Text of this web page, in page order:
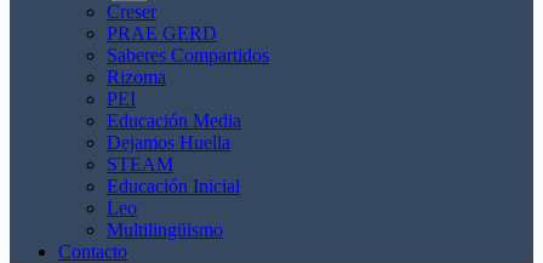
Creser
PRAE GERD
Saberes Compartidos
Rizoma
PEI
Educación Media
Dejamos Huella
STEAM
Educación Inicial
Leo
Multilingüismo
Contacto